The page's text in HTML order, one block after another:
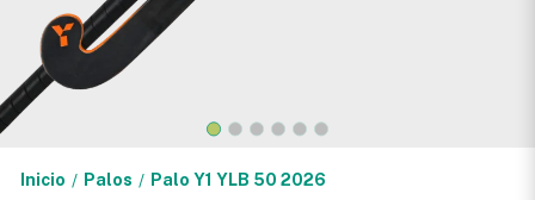
Inicio / Palos / Palo Y1 YLB 50 2026